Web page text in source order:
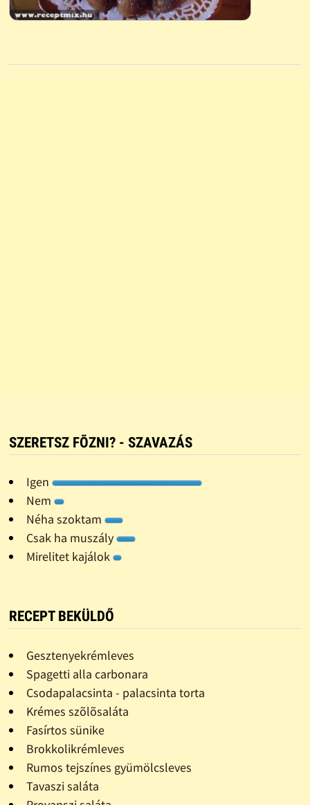
SZERETSZ FÕZNI? - SZAVAZÁS
Igen
Nem
Néha szoktam
Csak ha muszály
Mirelitet kajálok
RECEPT BEKÜLDŐ
Gesztenyekrémleves
Spagetti alla carbonara
Csodapalacsinta - palacsinta torta
Krémes szõlõsaláta
Fasírtos sünike
Brokkolikrémleves
Rumos tejszínes gyümölcsleves
Tavaszi saláta